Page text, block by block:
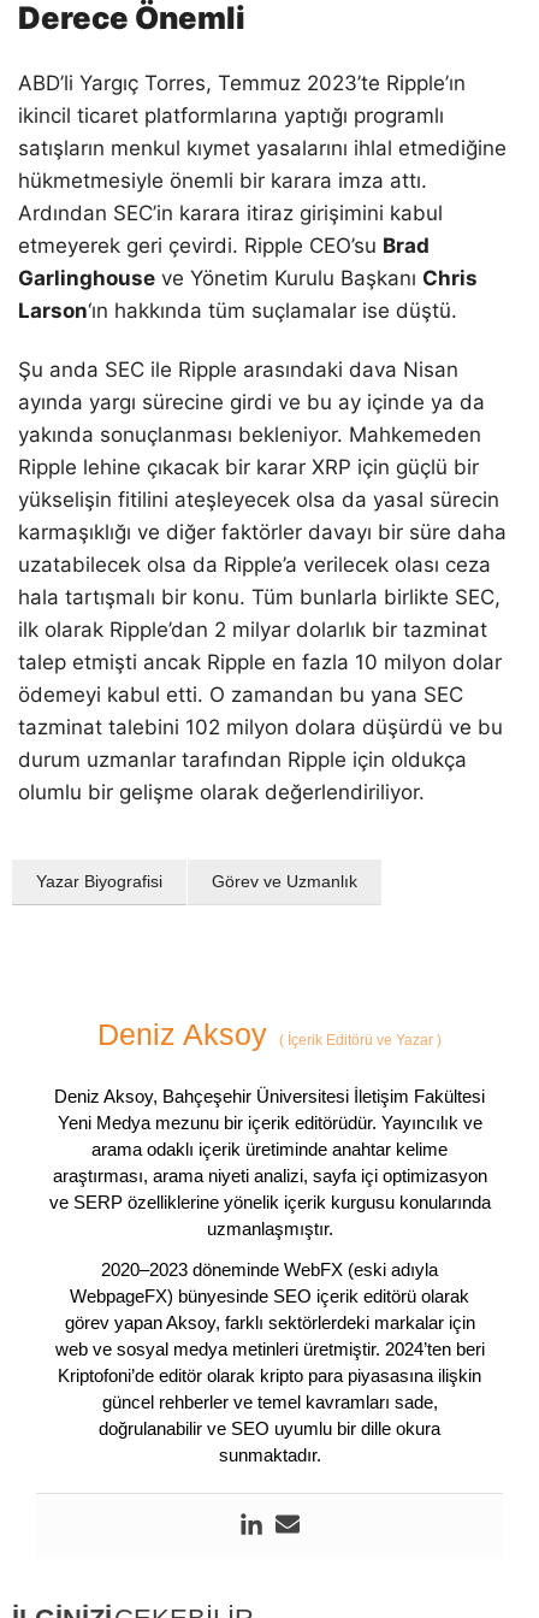
Derece Önemli
ABD’li Yargıç Torres, Temmuz 2023’te Ripple’ın
ikincil ticaret platformlarına yaptığı programlı
satışların menkul kıymet yasalarını ihlal etmediğine
hükmetmesiyle önemli bir karara imza attı.
Ardından SEC’in karara itiraz girişimini kabul
etmeyerek geri çevirdi. Ripple CEO’su Brad
Garlinghouse ve Yönetim Kurulu Başkanı Chris
Larson‘ın hakkında tüm suçlamalar ise düştü.
Şu anda SEC ile Ripple arasındaki dava Nisan
ayında yargı sürecine girdi ve bu ay içinde ya da
yakında sonuçlanması bekleniyor. Mahkemeden
Ripple lehine çıkacak bir karar XRP için güçlü bir
yükselişin fitilini ateşleyecek olsa da yasal sürecin
karmaşıklığı ve diğer faktörler davayı bir süre daha
uzatabilecek olsa da Ripple’a verilecek olası ceza
hala tartışmalı bir konu. Tüm bunlarla birlikte SEC,
ilk olarak Ripple’dan 2 milyar dolarlık bir tazminat
talep etmişti ancak Ripple en fazla 10 milyon dolar
ödemeyi kabul etti. O zamandan bu yana SEC
tazminat talebini 102 milyon dolara düşürdü ve bu
durum uzmanlar tarafından Ripple için oldukça
olumlu bir gelişme olarak değerlendiriliyor.
Yazar Biyografisi Görev ve Uzmanlık
Deniz Aksoy ( İçerik Editörü ve Yazar )
Deniz Aksoy, Bahçeşehir Üniversitesi İletişim Fakültesi
Yeni Medya mezunu bir içerik editörüdür. Yayıncılık ve
arama odaklı içerik üretiminde anahtar kelime
araştırması, arama niyeti analizi, sayfa içi optimizasyon
ve SERP özelliklerine yönelik içerik kurgusu konularında
uzmanlaşmıştır.
2020–2023 döneminde WebFX (eski adıyla
WebpageFX) bünyesinde SEO içerik editörü olarak
görev yapan Aksoy, farklı sektörlerdeki markalar için
web ve sosyal medya metinleri üretmiştir. 2024’ten beri
Kriptofoni’de editör olarak kripto para piyasasına ilişkin
güncel rehberler ve temel kavramları sade,
doğrulanabilir ve SEO uyumlu bir dille okura
sunmaktadır.